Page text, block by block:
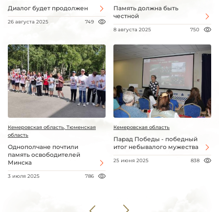
Диалог будет продолжен
26 августа 2025 749
Память должна быть
честной
8 августа 2025 750
Кемеровская область, Тюменская
область
Однополчане почтили
память освободителей
Минска
3 июля 2025 786
Кемеровская область
Парад Победы - победный
итог небывалого мужества
25 июня 2025 838